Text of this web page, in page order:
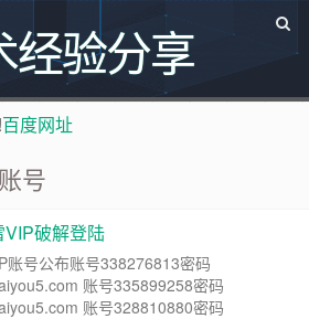
经验分享
百度网址
开发 联系：
已升级为最新版主题,并将持续优化改造中，支持说说碎语功能，可像添加文章一样直接添加说说，
号
破解登陆
账号公布账号338276813密码
账号335899258密码
账号328810880密码